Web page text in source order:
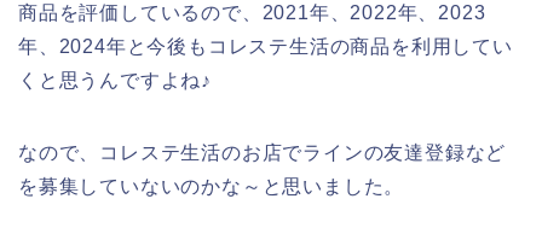
商品を評価しているので、2021年、2022年、2023
年、2024年と今後もコレステ生活の商品を利用してい
くと思うんですよね♪
なので、コレステ生活のお店でラインの友達登録など
を募集していないのかな～と思いました。